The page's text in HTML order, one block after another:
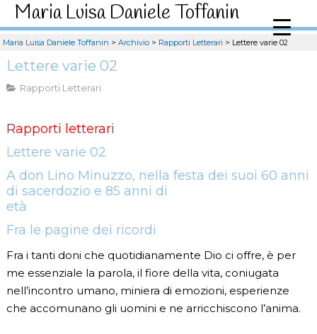
Maria Luisa Daniele Toffanin
Maria Luisa Daniele Toffanin > Archivio > Rapporti Letterari > Lettere varie 02
Lettere varie 02
Rapporti Letterari
Rapporti letterari
Lettere varie 02
A don Lino Minuzzo, nella festa dei suoi 60 anni
di sacerdozio e 85 anni di
età
Fra le pagine dei ricordi
Fra i tanti doni che quotidianamente Dio ci offre, è per
me essenziale la parola, il fiore della vita, coniugata
nell’incontro umano, miniera di emozioni, esperienze
che accomunano gli uomini e ne arricchiscono l’anima.